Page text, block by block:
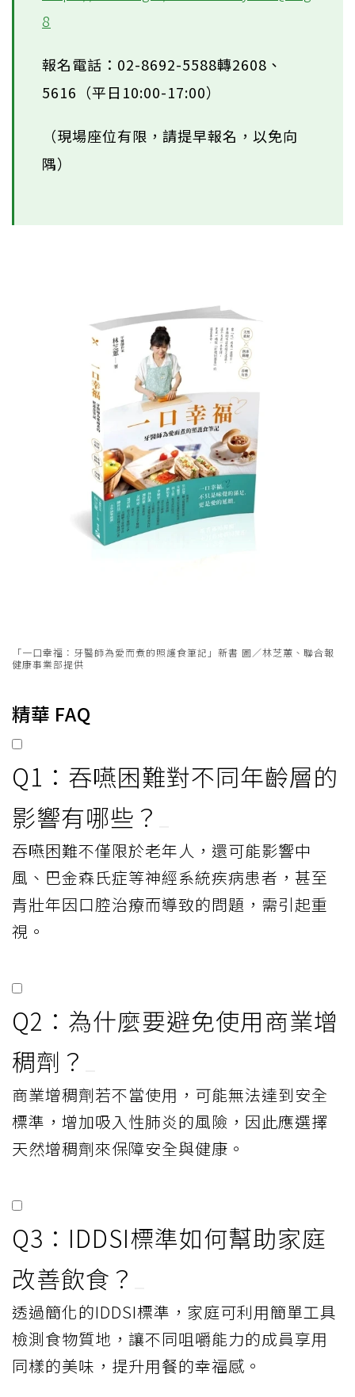
8
報名電話：02-8692-5588轉2608、
5616（平日10:00-17:00）
（現場座位有限，請提早報名，以免向
隅）
「一口幸福：牙醫師為愛而煮的照護食筆記」新書 圖／林芝蕙、聯合報
健康事業部提供
精華 FAQ
Q1：吞嚥困難對不同年齡層的
影響有哪些？
吞嚥困難不僅限於老年人，還可能影響中
風、巴金森氏症等神經系統疾病患者，甚至
青壯年因口腔治療而導致的問題，需引起重
視。
Q2：為什麼要避免使用商業增
稠劑？
商業增稠劑若不當使用，可能無法達到安全
標準，增加吸入性肺炎的風險，因此應選擇
天然增稠劑來保障安全與健康。
Q3：IDDSI標準如何幫助家庭
改善飲食？
透過簡化的IDDSI標準，家庭可利用簡單工具
檢測食物質地，讓不同咀嚼能力的成員享用
同樣的美味，提升用餐的幸福感。